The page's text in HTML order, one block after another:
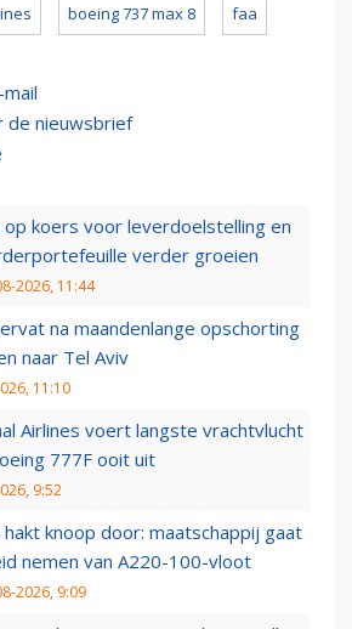
boeing 737 max 8 faa
de nieuwsbrief
op koers voor leverdoelstelling en
verder groeien
2026, 11:44
na maandenlange opschorting
naar Tel Aviv
11:10
Airlines voert langste vrachtvlucht
777F ooit uit
9:52
hakt knoop door: maatschappij gaat
nemen van A220-100-vloot
2026, 9:09